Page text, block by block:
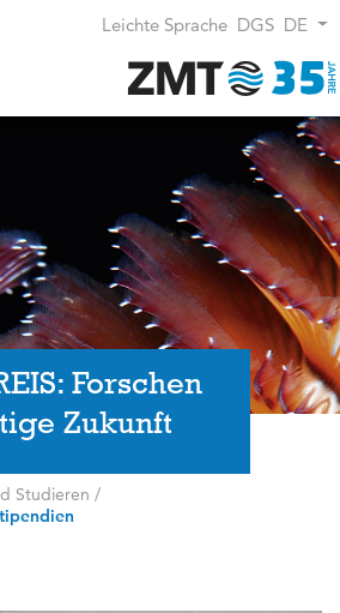
Leichte Sprache DGS DE
Forschen
Zukunft
Studieren /